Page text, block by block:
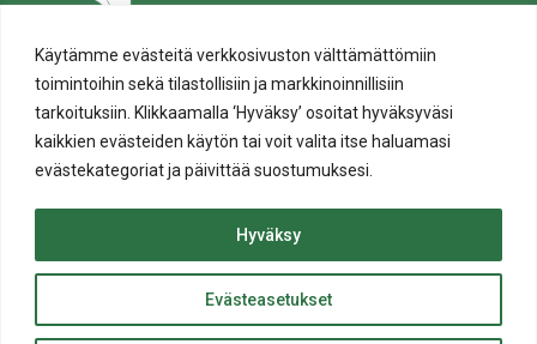
Käytämme evästeitä verkkosivuston välttämättömiin
toimintoihin sekä tilastollisiin ja markkinoinnillisiin
tarkoituksiin. Klikkaamalla ‘Hyväksy’ osoitat hyväksyväsi
kaikkien evästeiden käytön tai voit valita itse haluamasi
evästekategoriat ja päivittää suostumuksesi.
Evästeasetukset
Hyväksy
ylös
© Salon kaupunki 2020 • All rights reserved.